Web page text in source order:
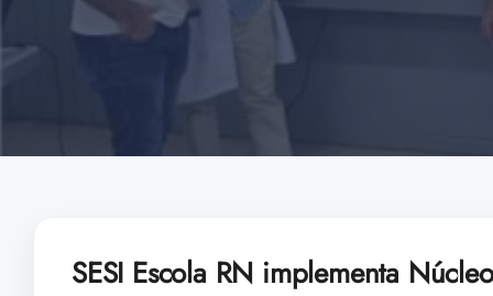
SESI Escola RN implementa